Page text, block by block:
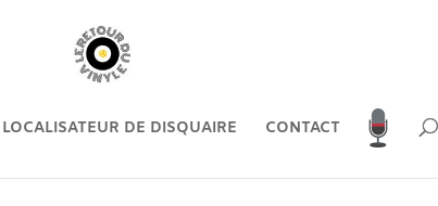
LOCALISATEUR DE DISQUAIRE CONTACT